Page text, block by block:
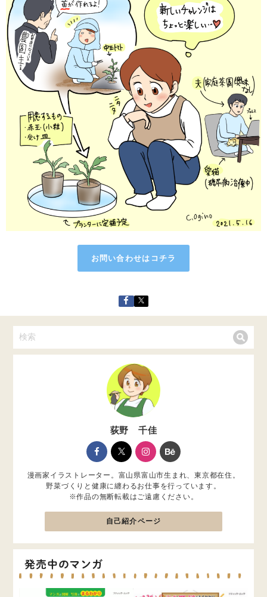
お問い合わせはコチラ
荻野 千佳
漫画家イラストレーター。富山県富山市生まれ、東京都在住。
野菜づくりと健康に纏わるお仕事を行っています。
※作品の無断転載はご遠慮ください。
自己紹介ページ
発売中のマンガ